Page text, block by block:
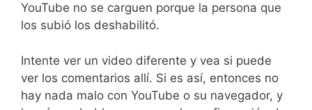
YouTube no se carguen porque la persona que
los subió los deshabilitó.
Intente ver un video diferente y vea si puede
ver los comentarios allí. Si es así, entonces no
hay nada malo con YouTube o su navegador, y